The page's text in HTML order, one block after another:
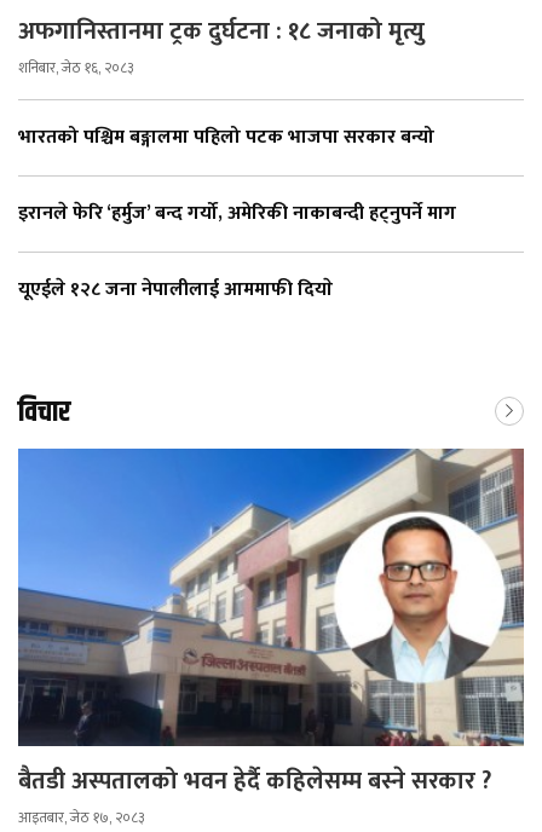
अफगानिस्तानमा ट्रक दुर्घटना : १८ जनाको मृत्यु
शनिबार, जेठ १६, २०८३
भारतको पश्चिम बङ्गालमा पहिलो पटक भाजपा सरकार बन्यो
इरानले फेरि ‘हर्मुज’ बन्द गर्यो, अमेरिकी नाकाबन्दी हट्नुपर्ने माग
यूएईले १२८ जना नेपालीलाई आममाफी दियाे
विचार
बैतडी अस्पतालको भवन हेर्दै कहिलेसम्म बस्ने सरकार ?
आइतबार, जेठ १७, २०८३